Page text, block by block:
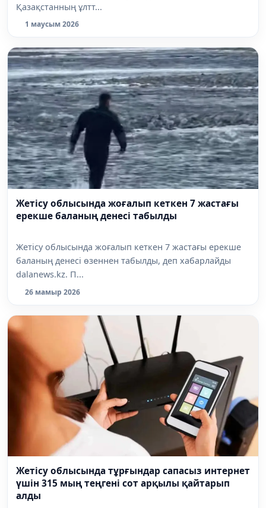
Қазақстанның ұлтт...
1 маусым 2026
Жетісу облысында жоғалып кеткен 7 жастағы
ерекше баланың денесі табылды
Жетісу облысында жоғалып кеткен 7 жастағы ерекше
баланың денесі өзеннен табылды, деп хабарлайды
dalanews.kz. П...
26 мамыр 2026
Жетісу облысында тұрғындар сапасыз интернет
үшін 315 мың теңгені сот арқылы қайтарып
алды